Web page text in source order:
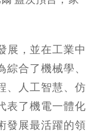
展，並在工業中
合了機械學、
、人工智慧、仿
表了機電一體化
發展最活躍的領